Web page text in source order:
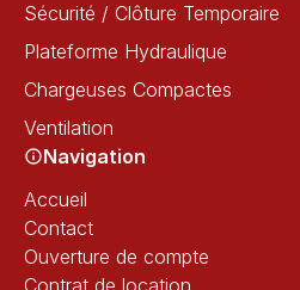
Sécurité / Clôture Temporaire
Plateforme Hydraulique
Chargeuses Compactes
Ventilation
Navigation
Accueil
Contact
Ouverture de compte
Contrat de location